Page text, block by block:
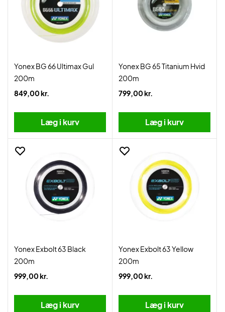
Yonex BG 66 Ultimax Gul
200m
849,00 kr.
Læg i kurv
Yonex BG 65 Titanium Hvid
200m
799,00 kr.
Læg i kurv
Yonex Exbolt 63 Black
200m
999,00 kr.
Læg i kurv
Yonex Exbolt 63 Yellow
200m
999,00 kr.
Læg i kurv